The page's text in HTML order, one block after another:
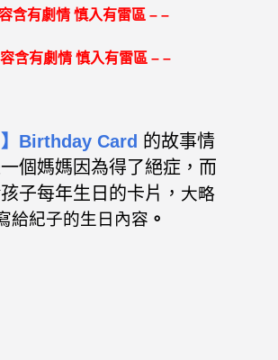
含有劇情 慎入有雷區 – –
含有劇情 慎入有雷區 – –
Birthday Card 的故事情
個媽媽因為得了絕症，而
子每年生日的卡片， 大略
給紀子的生日內容 。